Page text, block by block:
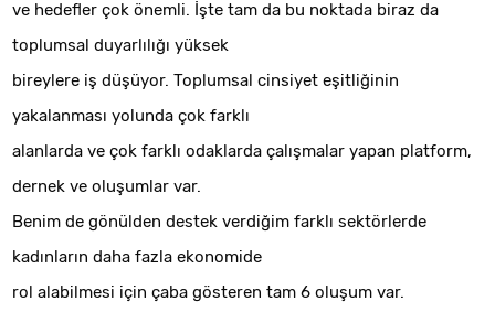
ve hedefler çok önemli. İşte tam da bu noktada biraz da
toplumsal duyarlılığı yüksek
bireylere iş düşüyor. Toplumsal cinsiyet eşitliğinin
yakalanması yolunda çok farklı
alanlarda ve çok farklı odaklarda çalışmalar yapan platform,
dernek ve oluşumlar var.
Benim de gönülden destek verdiğim farklı sektörlerde
kadınların daha fazla ekonomide
rol alabilmesi için çaba gösteren tam 6 oluşum var.